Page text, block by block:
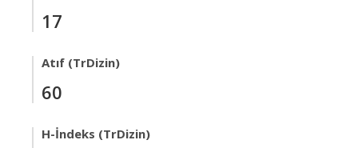
17
Atıf (TrDizin)
60
H-İndeks (TrDizin)